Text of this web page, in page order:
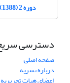
دوره 2 (1388)
دسترسی
صفحه اصلی
درباره نشریه
اعضای هیات تحریریه